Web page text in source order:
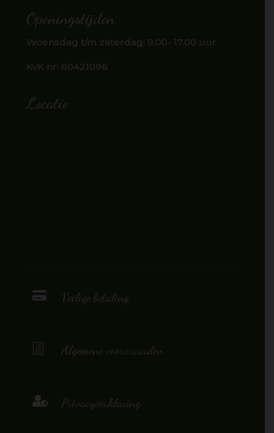
Openingstijden
Woensdag t/m zaterdag: 9.00- 17.00 uur
KvK nr: 60421096
Locatie
 Veilige betaling
h Algemene voorwaarden
 Privacyverklaring